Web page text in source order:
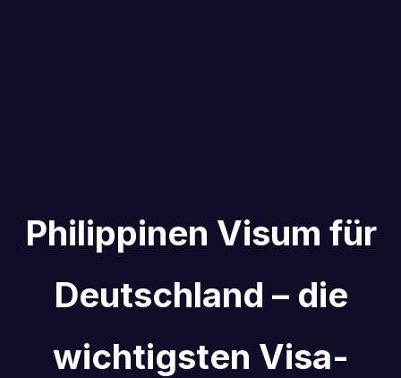
Philippinen Visum für
Deutschland – die
wichtigsten Visa-